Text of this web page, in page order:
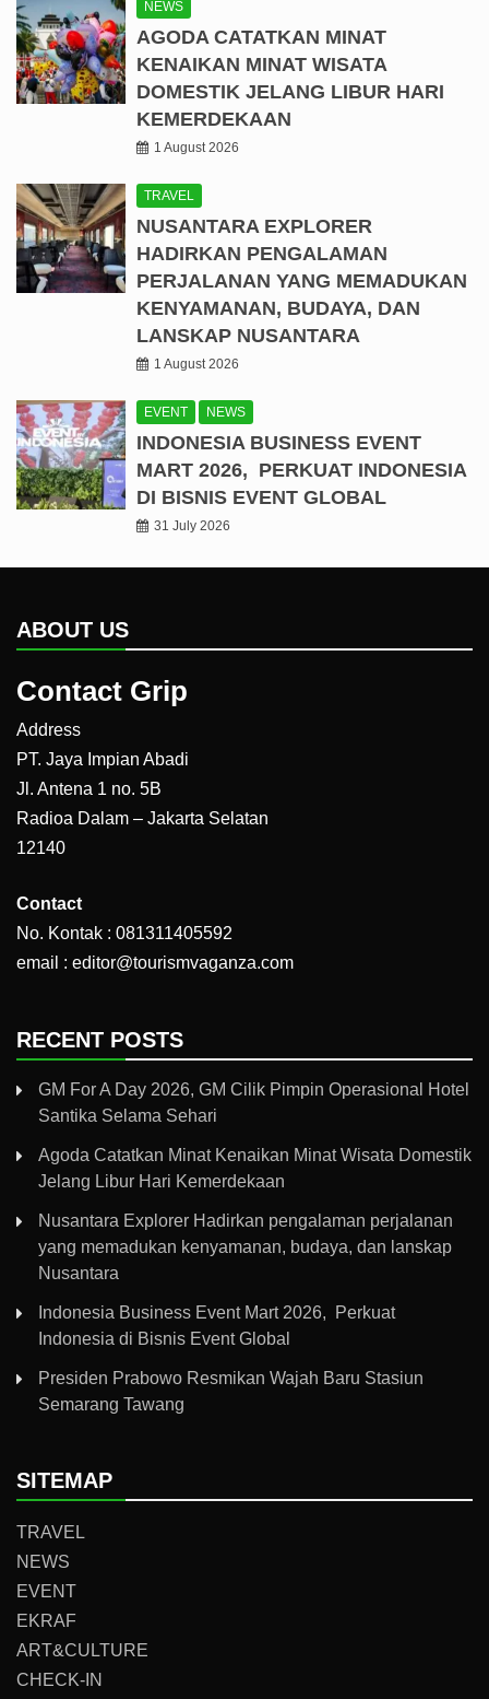
NEWS
AGODA CATATKAN MINAT
KENAIKAN MINAT WISATA
DOMESTIK JELANG LIBUR HARI
KEMERDEKAAN
1 August 2026
TRAVEL
NUSANTARA EXPLORER
HADIRKAN PENGALAMAN
PERJALANAN YANG MEMADUKAN
KENYAMANAN, BUDAYA, DAN
LANSKAP NUSANTARA
1 August 2026
EVENT NEWS
INDONESIA BUSINESS EVENT
MART 2026, PERKUAT INDONESIA
DI BISNIS EVENT GLOBAL
31 July 2026
ABOUT US
Contact Grip
Address
PT. Jaya Impian Abadi
Jl. Antena 1 no. 5B
Radioa Dalam – Jakarta Selatan
12140
Contact
No. Kontak : 081311405592
email : editor@tourismvaganza.com
RECENT POSTS
GM For A Day 2026, GM Cilik Pimpin Operasional Hotel
Santika Selama Sehari
Agoda Catatkan Minat Kenaikan Minat Wisata Domestik
Jelang Libur Hari Kemerdekaan
Nusantara Explorer Hadirkan pengalaman perjalanan
yang memadukan kenyamanan, budaya, dan lanskap
Nusantara
Indonesia Business Event Mart 2026, Perkuat
Indonesia di Bisnis Event Global
Presiden Prabowo Resmikan Wajah Baru Stasiun
Semarang Tawang
SITEMAP
TRAVEL
NEWS
EVENT
EKRAF
ART&CULTURE
CHECK-IN